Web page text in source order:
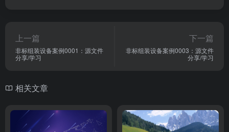
上一篇
非标组装设备案例0001：源文件
分享/学习
下一篇
非标组装设备案例0003：源文件
分享/学习
相关文章